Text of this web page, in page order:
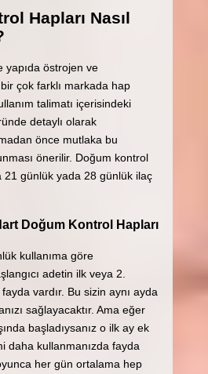
Hapları Nasıl
yapıda östrojen ve
çok farklı markada hap
talimatı içerisindeki
detaylı olarak
önce mutlaka bu
önerilir. Doğum kontrol
21 günlük yada 28 günlük ilaç
Doğum Kontrol Hapları
kullanıma göre
adetin ilk veya 2.
vardır. Bu sizin aynı ayda
sağlayacaktır. Ama eğer
başladıysanız o ilk ay ek
daha kullanmanızda fayda
her gün ortalama hep